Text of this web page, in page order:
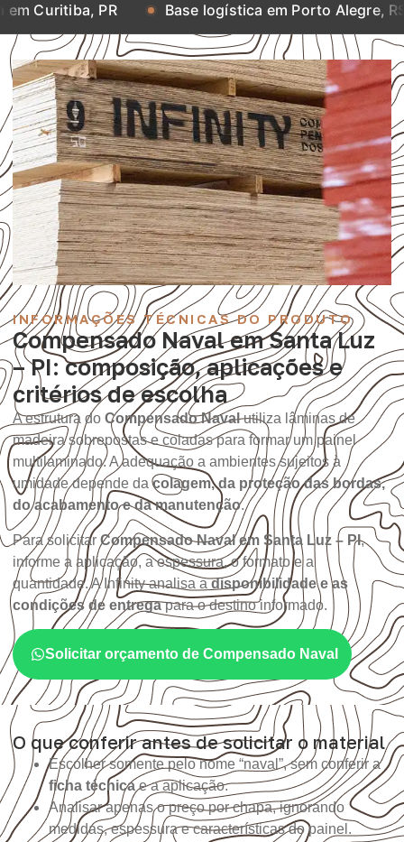
PR Base logística em Porto Alegre, RS
INFORMAÇÕES TÉCNICAS DO PRODUTO
Compensado Naval em Santa Luz
– PI: composição, aplicações e
critérios de escolha
A estrutura do Compensado Navalutiliza lâminas de
madeira sobrepostas e coladas para formar um painel
multilaminado. A adequação a ambientes sujeitos à
umidade depende dacolagem, da proteção das bordas,
do acabamento e da manutenção.
Para solicitar Compensado Naval em Santa Luz – PI,
informe a aplicação, a espessura, o formato e a
quantidade. A Infinity analisa adisponibilidade e as
condições de entregapara o destino informado.
Solicitar orçamento de Compensado Naval
O que conferir antes de solicitar o material
Escolher somente pelo nome “naval”, sem conferir a
ficha técnicae a aplicação.
Analisar apenas o preço por chapa, ignorando
medidas, espessura e características do painel.